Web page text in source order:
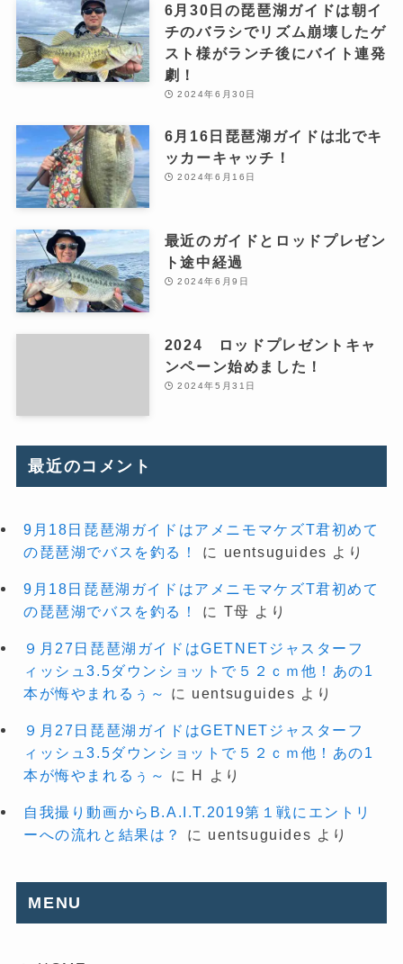
6月30日の琵琶湖ガイドは朝イ
チのバラシでリズム崩壊したゲ
スト様がランチ後にバイト連発
劇！
2024年6月30日
6月16日琵琶湖ガイドは北でキ
ッカーキャッチ！
2024年6月16日
最近のガイドとロッドプレゼン
ト途中経過
2024年6月9日
2024 ロッドプレゼントキャ
ンペーン始めました！
2024年5月31日
最近のコメント
9月18日琵琶湖ガイドはアメニモマケズT君初めて
の琵琶湖でバスを釣る！
に uentsuguides より
9月18日琵琶湖ガイドはアメニモマケズT君初めて
の琵琶湖でバスを釣る！
に T母 より
９月27日琵琶湖ガイドはGETNETジャスターフ
ィッシュ3.5ダウンショットで５２ｃｍ他！あの1
本が悔やまれるぅ～
に uentsuguides より
９月27日琵琶湖ガイドはGETNETジャスターフ
ィッシュ3.5ダウンショットで５２ｃｍ他！あの1
本が悔やまれるぅ～
に H より
自我撮り動画からB.A.I.T.2019第１戦にエントリ
ーへの流れと結果は？
に uentsuguides より
MENU